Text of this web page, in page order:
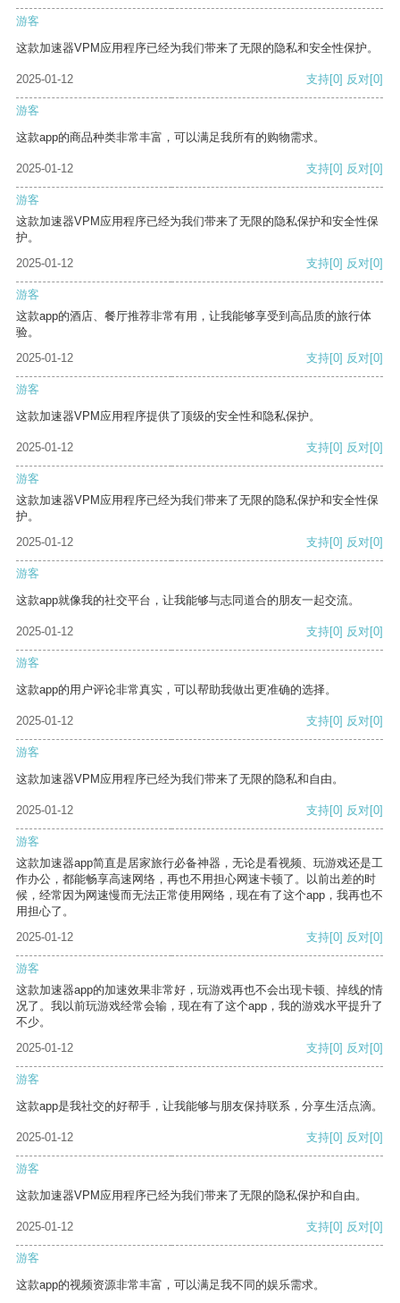
游客
这款加速器VPM应用程序已经为我们带来了无限的隐私和安全性保护。
2025-01-12 支持[0] 反对[0]
游客
这款app的商品种类非常丰富，可以满足我所有的购物需求。
2025-01-12 支持[0] 反对[0]
游客
这款加速器VPM应用程序已经为我们带来了无限的隐私保护和安全性保
护。
2025-01-12
支持[0] 反对[0]
游客
这款app的酒店、餐厅推荐非常有用，让我能够享受到高品质的旅行体
验。
2025-01-12
支持[0] 反对[0]
游客
这款加速器VPM应用程序提供了顶级的安全性和隐私保护。
2025-01-12 支持[0] 反对[0]
游客
这款加速器VPM应用程序已经为我们带来了无限的隐私保护和安全性保
护。
2025-01-12
支持[0] 反对[0]
游客
这款app就像我的社交平台，让我能够与志同道合的朋友一起交流。
2025-01-12 支持[0] 反对[0]
游客
这款app的用户评论非常真实，可以帮助我做出更准确的选择。
2025-01-12 支持[0] 反对[0]
游客
这款加速器VPM应用程序已经为我们带来了无限的隐私和自由。
2025-01-12 支持[0] 反对[0]
游客
这款加速器app简直是居家旅行必备神器，无论是看视频、玩游戏还是工
作办公，都能畅享高速网络，再也不用担心网速卡顿了。以前出差的时
候，经常因为网速慢而无法正常使用网络，现在有了这个app，我再也不
用担心了。
2025-01-12
支持[0] 反对[0]
游客
这款加速器app的加速效果非常好，玩游戏再也不会出现卡顿、掉线的情
况了。我以前玩游戏经常会输，现在有了这个app，我的游戏水平提升了
不少。
2025-01-12
支持[0] 反对[0]
游客
这款app是我社交的好帮手，让我能够与朋友保持联系，分享生活点滴。
2025-01-12 支持[0] 反对[0]
游客
这款加速器VPM应用程序已经为我们带来了无限的隐私保护和自由。
2025-01-12 支持[0] 反对[0]
游客
这款app的视频资源非常丰富，可以满足我不同的娱乐需求。